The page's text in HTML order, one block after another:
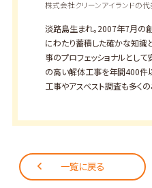
株式会社クリーンアイランドの
淡路島生まれ。2007年7月の
にわたり蓄積した確かな知識
事のプロフェッショナルとし
の高い解体工事を年間400件
工事やアスベスト調査も多く
一覧に戻る